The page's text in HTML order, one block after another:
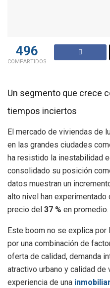
496
COMPARTIDOS
Un segmento que crece
tiempos inciertos
El mercado de viviendas de
en las grandes ciudades
ha resistido la inestabilidad
consolidado su posición
datos muestran un
alto nivel han
precio del 37 % en promedio.
Este boom no se explica por
por una combinación de
oferta de calidad, demanda
atractivo urbano y calidad de
experiencia de una